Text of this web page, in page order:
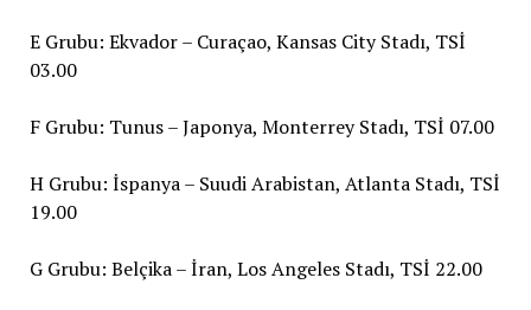
E Grubu: Ekvador – Curaçao, Kansas City Stadı, TSİ
03.00
F Grubu: Tunus – Japonya, Monterrey Stadı, TSİ 07.00
H Grubu: İspanya – Suudi Arabistan, Atlanta Stadı, TSİ
19.00
G Grubu: Belçika – İran, Los Angeles Stadı, TSİ 22.00